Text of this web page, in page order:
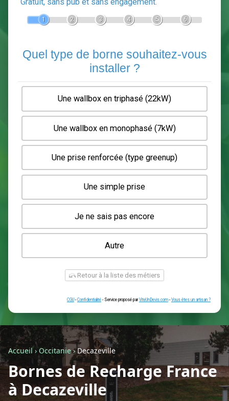
Devis Pose de borne de
En 5 minutes, demandez3 devis comparatifs
Gratuit, sans pub et sans engagement.
2 3 6
Quel type de borne souhaitez-
installer ?
Une wallbox en triphasé (22kW)
Une wallbox en monophasé (7kW)
Une prise renforcée (type greenup)
Une simple prise
Je ne sais pas encore
Autre
Retour à la liste des métiers
Accueil› Occitanie›Decazeville
Bornes de Recharge France
à Decazeville